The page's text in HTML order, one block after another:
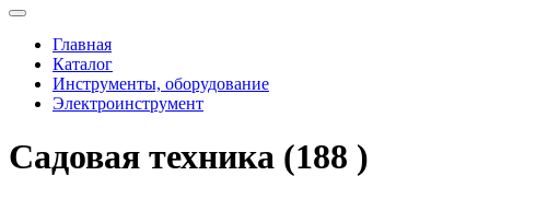
Главная
Каталог
Инструменты, оборудование
Электроинструмент
Садовая техника (188 )